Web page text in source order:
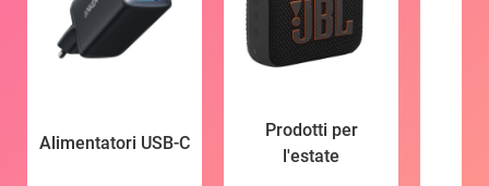
Alimentatori USB-C
Prodotti per
l'estate